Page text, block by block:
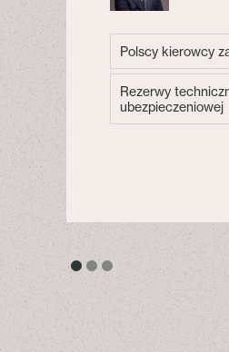
Polscy kierowcy
Rezerwy
ubezpieczeniowej